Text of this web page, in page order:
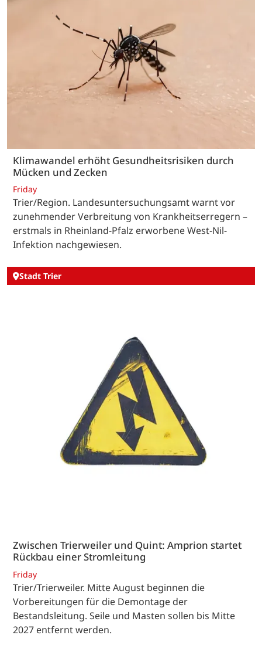
Klimawandel erhöht Gesundheitsrisiken durch
Mücken und Zecken
Friday
Trier/Region. Landesuntersuchungsamt warnt vor
zunehmender Verbreitung von Krankheitserregern –
erstmals in Rheinland-Pfalz erworbene West-Nil-
Infektion nachgewiesen.
Stadt Trier
Zwischen Trierweiler und Quint: Amprion startet
Rückbau einer Stromleitung
Friday
Trier/Trierweiler. Mitte August beginnen die
Vorbereitungen für die Demontage der
Bestandsleitung. Seile und Masten sollen bis Mitte
2027 entfernt werden.